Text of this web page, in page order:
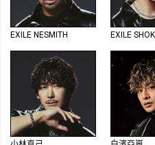
EXILE NESMITH EXILE